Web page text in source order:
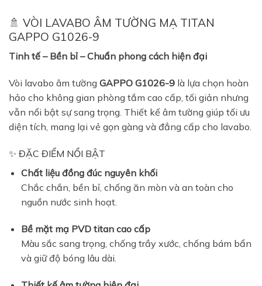
🚿 VÒI LAVABO ÂM TƯỜNG MẠ TITAN
GAPPO G1026-9
Tinh tế – Bền bỉ – Chuẩn phong cách hiện đại
Vòi lavabo âm tường GAPPO G1026-9 là lựa chọn hoàn
hảo cho không gian phòng tắm cao cấp, tối giản nhưng
vẫn nổi bật sự sang trọng. Thiết kế âm tường giúp tối ưu
diện tích, mang lại vẻ gọn gàng và đẳng cấp cho lavabo.
✨ ĐẶC ĐIỂM NỔI BẬT
Chất liệu đồng đúc nguyên khối
Chắc chắn, bền bỉ, chống ăn mòn và an toàn cho
nguồn nước sinh hoạt.
Bề mặt mạ PVD titan cao cấp
Màu sắc sang trọng, chống trầy xước, chống bám bẩn
và giữ độ bóng lâu dài.